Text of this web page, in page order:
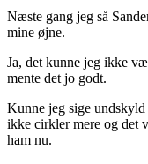
Næste gang jeg så
mine øjne.
Ja, det kunne jeg ikke
mente det jo godt.
Kunne jeg sige
ikke cirkler mere og det
ham nu.